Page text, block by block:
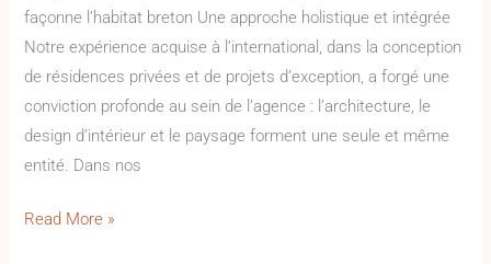
façonne l’habitat breton Une approche holistique et intégrée
Notre expérience acquise à l’international, dans la conception
de résidences privées et de projets d’exception, a forgé une
conviction profonde au sein de l’agence : l’architecture, le
design d’intérieur et le paysage forment une seule et même
entité. Dans nos
Read More »